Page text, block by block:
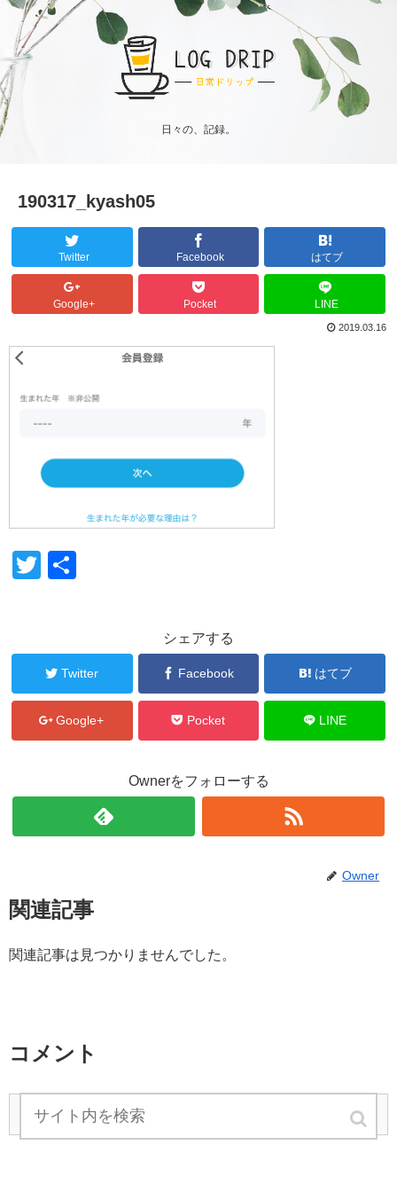
日々の、記録。
190317_kyash05
Twitter Facebook はてブ
Google+ Pocket LINE
2019.03.16
T
er
シェアする
Twitter Facebook はてブ
Google+ Pocket LINE
Ownerをフォローする
Owner
関連記事
関連記事は見つかりませんでした。
コメント
コメントを書き込む